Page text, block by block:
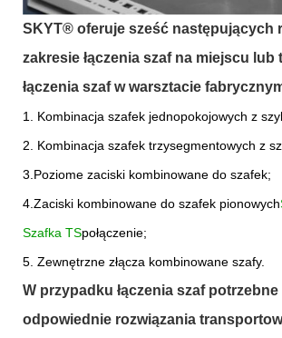
SKYT® oferuje sześć następujących
zakresie łączenia szaf na miejscu
łączenia szaf w warsztacie
1. Kombinacja szafek jednopokojowych z
2. Kombinacja szafek trzysegmentowych z
3.Poziome zaciski kombinowane do szafek;
4.Zaciski kombinowane do szafek pionowych
Szafka TSpołączenie;
5. Zewnętrzne złącza kombinowane szafy.
W przypadku łączenia szaf
odpowiednie rozwiązania